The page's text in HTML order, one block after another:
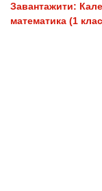
Завантажити:
математика (1